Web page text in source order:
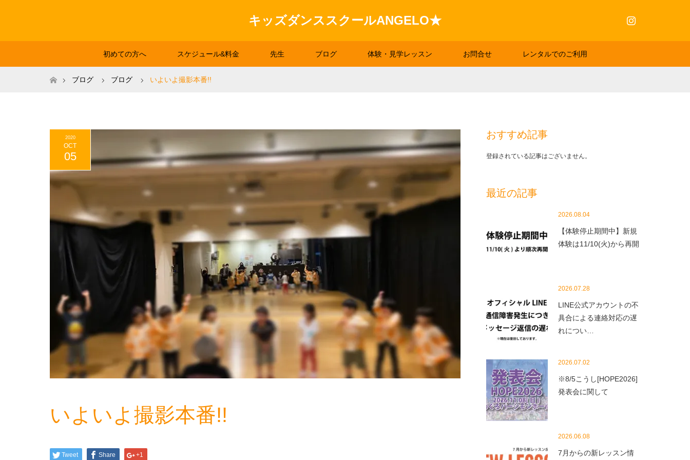
キッズダンススクールANGELO★
初めての方へ スケジュール&料金 先生 ブログ 体験・見学レッスン お問合せ レンタルでのご利用
ホームブログ ブログ いよいよ撮影本番!!
2020
OCT
05
いよいよ撮影本番!!
Tweet Share +1
おすすめ記事
登録されている記事はございません。
最近の記事
2026.08.04
【体験停止期間中】新規
体験は11/10(火)から再開
2026.07.28
LINE公式アカウントの不
具合による連絡対応の遅
れについ…
2026.07.02
※8/5こうし[HOPE2026]
発表会に関して
2026.06.08
7月からの新レッスン情